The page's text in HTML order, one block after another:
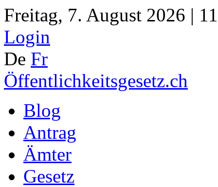
Freitag, 7. August 2026 |
Login
De Fr
Öffentlichkeitsgesetz.ch
Blog
Antrag
Ämter
Gesetz